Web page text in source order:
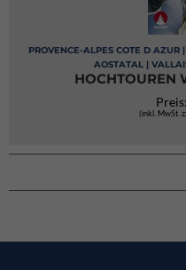
PROVENCE-ALPES COTE D
AOSTATAL |
HOCHTOUREN
Preis:
(inkl. MwSt.